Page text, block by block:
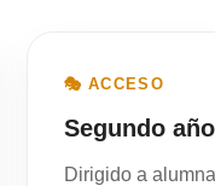
🎭 ACCESO
Segundo
Dirigido a